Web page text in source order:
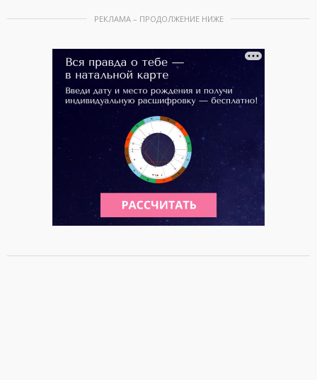
РЕКЛАМА – ПРОДОЛЖЕНИЕ НИЖЕ